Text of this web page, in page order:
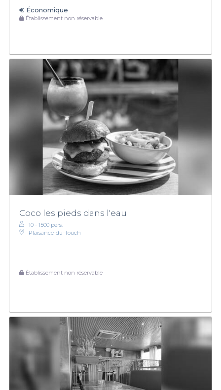
€ Économique
Établissement non réservable
Coco les pieds dans l'eau
10 - 1500 pers.
Plaisance-du-Touch
Établissement non réservable